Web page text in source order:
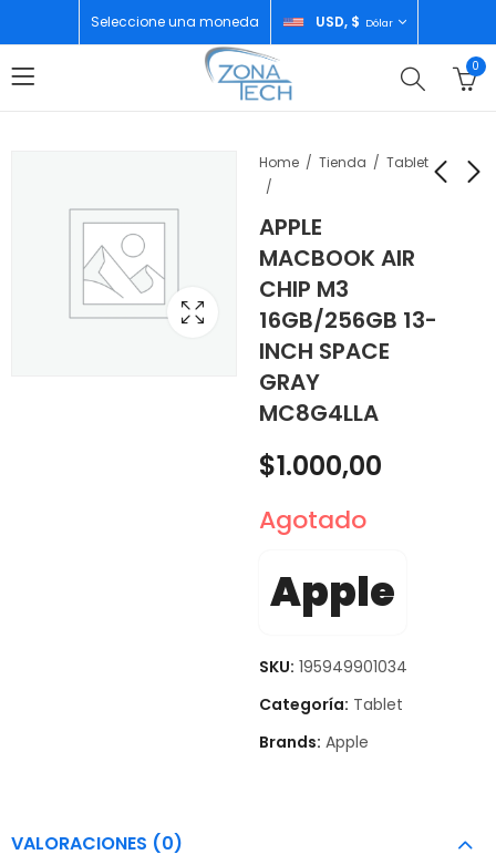
Seleccione una moneda USD, $ Dólar
0
Home Tienda Tablet
APPLE
MACBOOK AIR
CHIP M3
16GB/256GB 13-
INCH SPACE
GRAY
MC8G4LLA
8GB/256GB BLACK
$216,00
BOLSO HOPPER
BACKPACK COOLER
24QTU BIG SKY BLUE
M12
$290,00
$1.000,00
Agotado
Apple
SKU: 195949901034
Categoría: Tablet
Brands: Apple
VALORACIONES (0)